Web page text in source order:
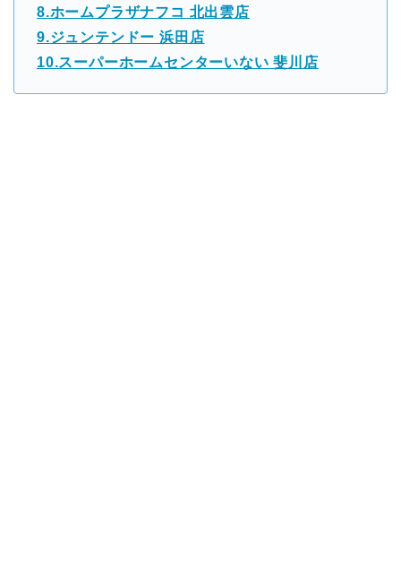
8.ホームプラザナフコ 北出雲店
9.ジュンテンドー 浜田店
10.スーパーホームセンターいない 斐川店